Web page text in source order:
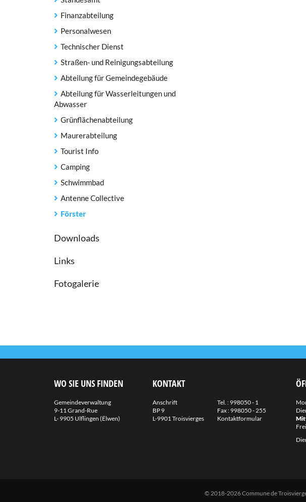
Finanzabteilung
Personalwesen
Technischer Dienst
Straßen- und Reinigungsabteilung
Abteilung für Gemeindegebäude
Abteilung für Wasserleitungen und
Abwasser
Grünflächenabteilung
Maurerabteilung
Tourist Info
Camping
Schwimmbad
Antenne Collective
Förster
Downloads
Links
Fotogalerie
WO SIE UNS FINDEN
Gemeindeverwaltung
9-11 Grand-Rue
L- 9905 Ulflingen (Ëlwen)
KONTAKT
Anschrift
BP 9
L-9901 Troisvierges
Tel. : 998050 - 1
Fax : 998050 - 255
Kontaktformular
© 2018-2026 Commune de